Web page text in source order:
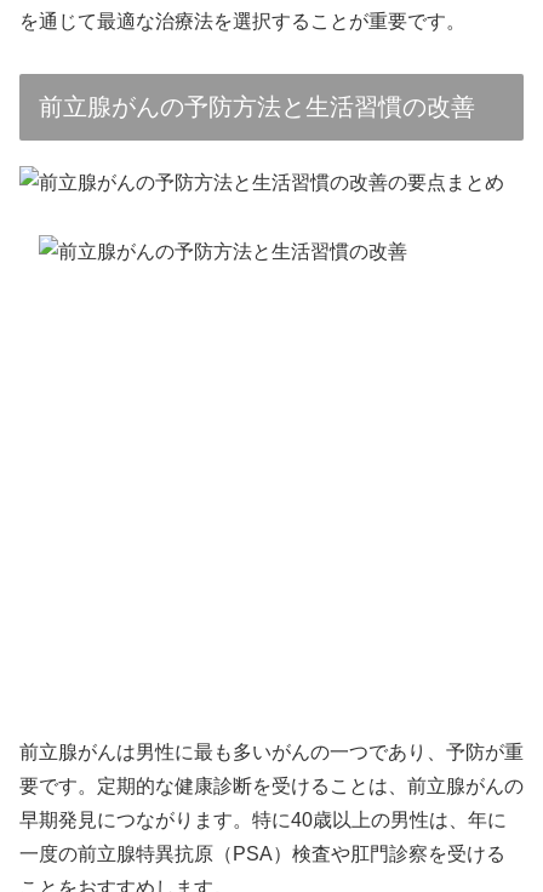
を通じて最適な治療法を選択することが重要です。
前立腺がんの予防方法と生活習慣の改善
前立腺がんは男性に最も多いがんの一つであり、予防が重
要です。定期的な健康診断を受けることは、前立腺がんの
早期発見につながります。特に40歳以上の男性は、年に
一度の前立腺特異抗原（PSA）検査や肛門診察を受ける
ことをおすすめします。